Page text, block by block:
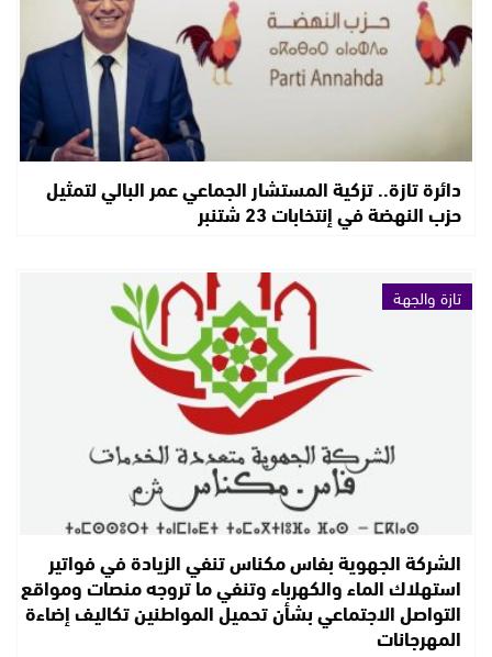
دائرة تازة.. تزكية المستشار الجماعي عمر البالي لتمثيل
حزب النهضة في إنتخابات 23 شتنبر
تازة والجهة
الشركة الجهوية بفاس مكناس تنفي الزيادة في فواتير
استهلاك الماء والكهرباء وتنفي ما تروجه منصات ومواقع
التواصل الاجتماعي بشأن تحميل المواطنين تكاليف إضاءة
المهرجانات